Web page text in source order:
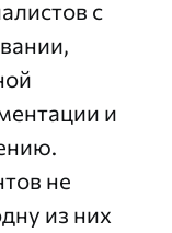
с
и
не
из них